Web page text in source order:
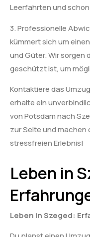
Leerfahrten und
3. Professionelle
kümmert sich um
und Güter. Wir sorgen
geschützt ist, um
Kontaktiere das
erhalte ein
von Potsdam nach
zur Seite und machen
stressfreien Erlebnis!
Leben in
Leben in Szeged: